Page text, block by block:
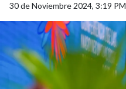
30 de Noviembre 2024, 3:19 PM